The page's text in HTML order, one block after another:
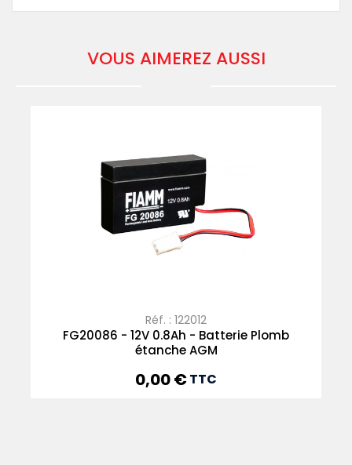
VOUS AIMEREZ AUSSI
Réf. : 122012
FG20086 - 12V 0.8Ah - Batterie Plomb
étanche AGM
Prix
0,00 €TTC